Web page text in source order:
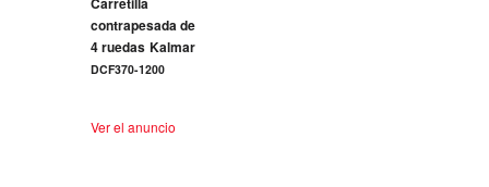
contrapesada de
4 ruedas Kalmar
DCF370-1200
Ver el anuncio